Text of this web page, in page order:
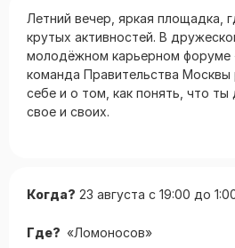
Летний вечер, яркая площадка,
крутых активностей. В
молодёжном карьерном форуме
команда Правительства Москвы
себе и о том, как понять, что ты
свое и своих.
Когда? 23 августа с 19:00 до
Где? «Ломоносов»